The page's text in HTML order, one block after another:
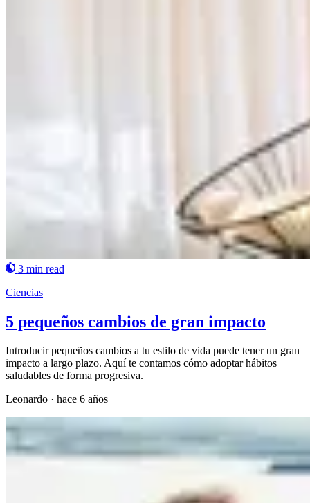
3 min read
Ciencias
5 pequeños cambios de gran impacto
Introducir pequeños cambios a tu estilo de vida puede tener un gran
impacto a largo plazo. Aquí te contamos cómo adoptar hábitos
saludables de forma progresiva.
Leonardo · hace 6 años